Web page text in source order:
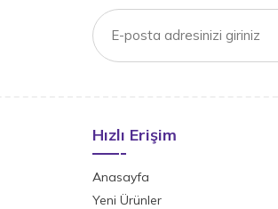
Hızlı Erişim
Anasayfa
Yeni Ürünler